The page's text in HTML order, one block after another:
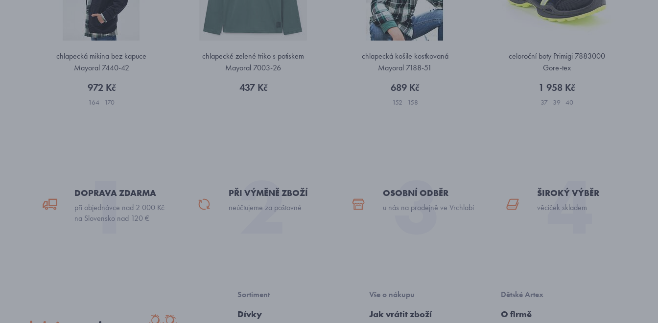
chlapecká mikina bez kapuce
Mayoral 7440-42
972 Kč
164 170
chlapecké zelené triko s potiskem
Mayoral 7003-26
437 Kč
chlapecká košile kostkovaná
Mayoral 7188-51
689 Kč
152 158
celoroční boty Primigi 7883000
Gore-tex
1 958 Kč
37 39 40
DOPRAVA ZDARMA
při objednávce nad 2 000 Kč
na Slovensko nad 120 €
PŘI VÝMĚNĚ ZBOŽÍ
neúčtujeme za poštovné
OSOBNÍ ODBĚR
u nás na prodejně ve Vrchlabí
ŠIROKÝ VÝBĚR
věciček skladem
Sortiment
Dívky
Vše o nákupu
Jak vrátit zboží
Dětské Artex
O firmě